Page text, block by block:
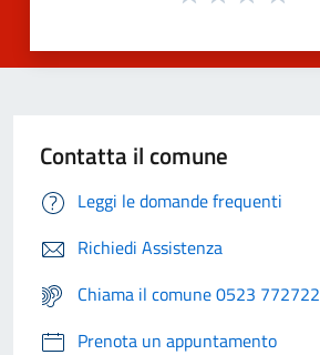
Contatta il comune
Leggi le domande frequenti
Richiedi Assistenza
Chiama il comune 0523 772722
Prenota un appuntamento